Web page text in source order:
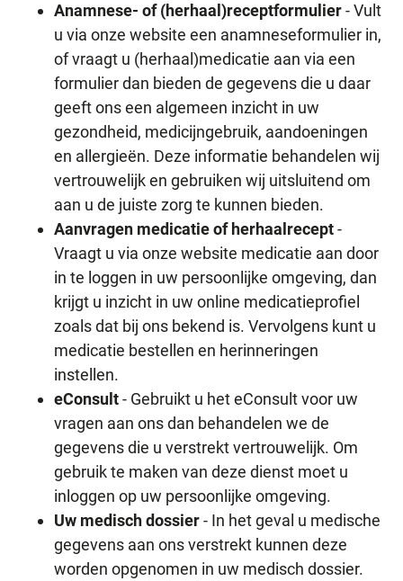
Anamnese- of (herhaal)receptformulier- Vult
u via onze website een anamneseformulier in,
of vraagt u (herhaal)medicatie aan via een
formulier dan bieden de gegevens die u daar
geeft ons een algemeen inzicht in uw
gezondheid, medicijngebruik, aandoeningen
en allergieën. Deze informatie behandelen wij
vertrouwelijk en gebruiken wij uitsluitend om
aan u de juiste zorg te kunnen bieden.
Aanvragen medicatie of herhaalrecept-
Vraagt u via onze website medicatie aan door
in te loggen in uw persoonlijke omgeving, dan
krijgt u inzicht in uw online medicatieprofiel
zoals dat bij ons bekend is. Vervolgens kunt u
medicatie bestellen en herinneringen
instellen.
eConsult- Gebruikt u het eConsult voor uw
vragen aan ons dan behandelen we de
gegevens die u verstrekt vertrouwelijk. Om
gebruik te maken van deze dienst moet u
inloggen op uw persoonlijke omgeving.
Uw medisch dossier- In het geval u medische
gegevens aan ons verstrekt kunnen deze
worden opgenomen in uw medisch dossier.